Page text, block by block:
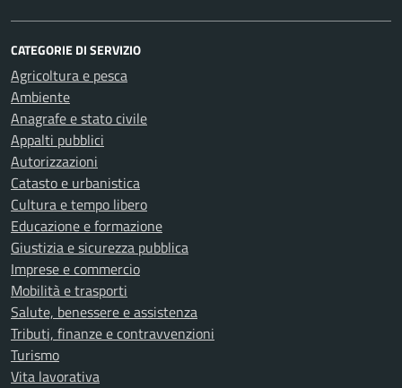
CATEGORIE DI SERVIZIO
Agricoltura e pesca
Ambiente
Anagrafe e stato civile
Appalti pubblici
Autorizzazioni
Catasto e urbanistica
Cultura e tempo libero
Educazione e formazione
Giustizia e sicurezza pubblica
Imprese e commercio
Mobilità e trasporti
Salute, benessere e assistenza
Tributi, finanze e contravvenzioni
Turismo
Vita lavorativa